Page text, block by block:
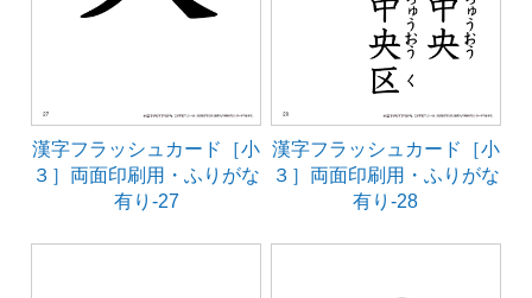
漢字フラッシュカード［小
３］両面印刷用・ふりがな
有り-27
漢字フラッシュカード［小
３］両面印刷用・ふりがな
有り-28